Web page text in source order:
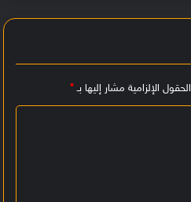
الحقول الإلزامية مشار إليها بـ*